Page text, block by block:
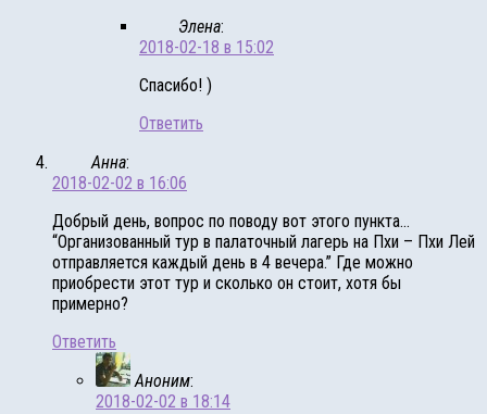
Элена:
2018-02-18 в 15:02
Спасибо! )
Ответить
Анна:
2018-02-02 в 16:06
Добрый день, вопрос по поводу вот этого пункта…
“Организованный тур в палаточный лагерь на Пхи – Пхи Лей
отправляется каждый день в 4 вечера.” Где можно
приобрести этот тур и сколько он стоит, хотя бы
примерно?
Ответить
Аноним:
2018-02-02 в 18:14